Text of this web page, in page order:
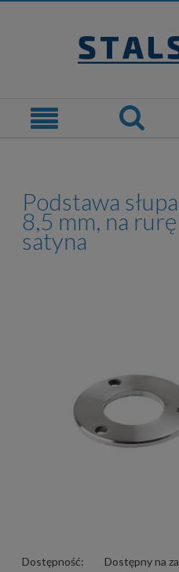
Podstawa
8,5 mm, na
satyna
Dostępność:
Dostępny na